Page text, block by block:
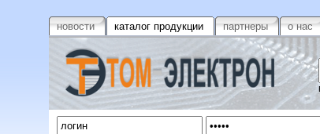
новости каталог продукции партнеры о нас